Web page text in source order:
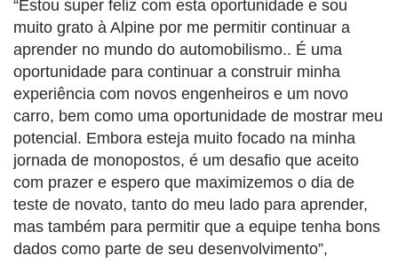
“Estou super feliz com esta oportunidade e sou
muito grato à Alpine por me permitir continuar a
aprender no mundo do automobilismo.. É uma
oportunidade para continuar a construir minha
experiência com novos engenheiros e um novo
carro, bem como uma oportunidade de mostrar meu
potencial. Embora esteja muito focado na minha
jornada de monopostos, é um desafio que aceito
com prazer e espero que maximizemos o dia de
teste de novato, tanto do meu lado para aprender,
mas também para permitir que a equipe tenha bons
dados como parte de seu desenvolvimento”,